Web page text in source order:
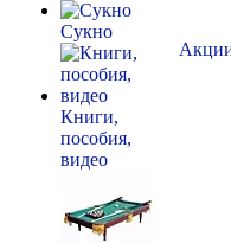
Сукно
Книги,
пособия,
видео